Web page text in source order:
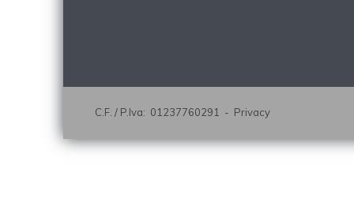
C.F. / P.Iva: 01237760291 - Privacy